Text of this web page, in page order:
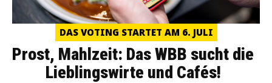
DAS VOTING STARTET AM 6. JULI
Prost, Mahlzeit: Das WBB sucht die
Lieblingswirte und Cafés!